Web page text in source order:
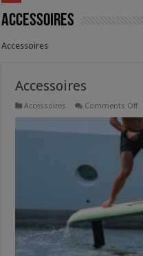
Accessoires
Accessoires
Accessoires
Accessoires Comments Offon